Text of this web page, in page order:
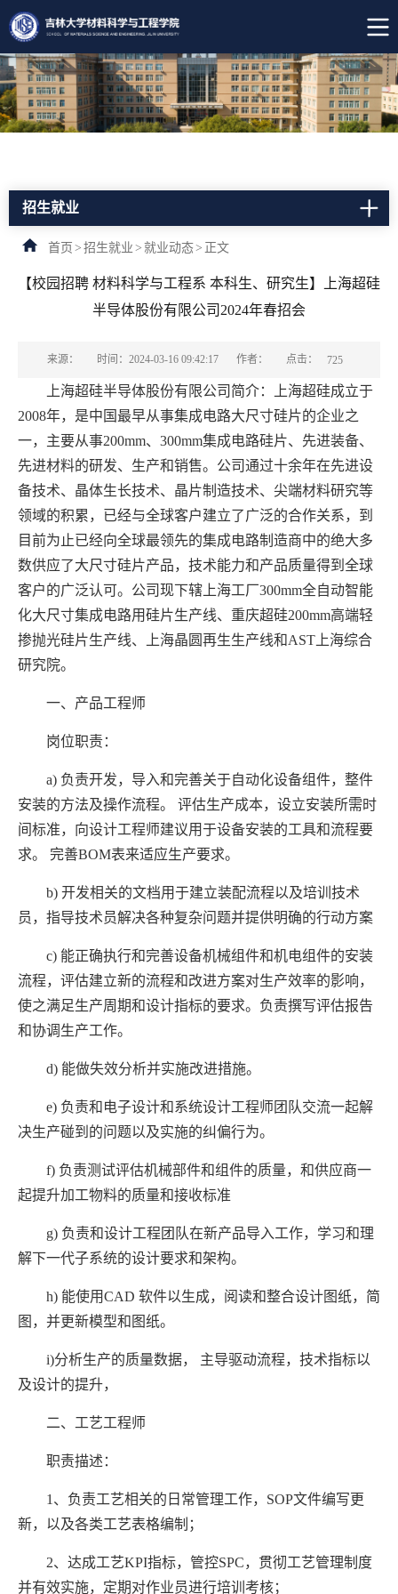
招生就业
首页 > 招生就业 > 就业动态> 正文
【校园招聘 材料科学与工程系 本科生、研究生】上海超硅
半导体股份有限公司2024年春招会
来源： 时间：2024-03-16 09:42:17 作者： 点击： 725
上海超硅半导体股份有限公司简介：上海超硅成立于
2008年，是中国最早从事集成电路大尺寸硅片的企业之
一，主要从事200mm、300mm集成电路硅片、先进装备、
先进材料的研发、生产和销售。公司通过十余年在先进设
备技术、晶体生长技术、晶片制造技术、尖端材料研究等
领域的积累，已经与全球客户建立了广泛的合作关系，到
目前为止已经向全球最领先的集成电路制造商中的绝大多
数供应了大尺寸硅片产品，技术能力和产品质量得到全球
客户的广泛认可。公司现下辖上海工厂300mm全自动智能
化大尺寸集成电路用硅片生产线、重庆超硅200mm高端轻
掺抛光硅片生产线、上海晶圆再生生产线和AST上海综合
研究院。
一、产品工程师
岗位职责：
a) 负责开发，导入和完善关于自动化设备组件，整件
安装的方法及操作流程。 评估生产成本，设立安装所需时
间标准，向设计工程师建议用于设备安装的工具和流程要
求。 完善BOM表来适应生产要求。
b) 开发相关的文档用于建立装配流程以及培训技术
员，指导技术员解决各种复杂问题并提供明确的行动方案
c) 能正确执行和完善设备机械组件和机电组件的安装
流程，评估建立新的流程和改进方案对生产效率的影响，
使之满足生产周期和设计指标的要求。负责撰写评估报告
和协调生产工作。
d) 能做失效分析并实施改进措施。
e) 负责和电子设计和系统设计工程师团队交流一起解
决生产碰到的问题以及实施的纠偏行为。
f) 负责测试评估机械部件和组件的质量，和供应商一
起提升加工物料的质量和接收标准
g) 负责和设计工程团队在新产品导入工作，学习和理
解下一代子系统的设计要求和架构。
h) 能使用CAD 软件以生成，阅读和整合设计图纸，简
图，并更新模型和图纸。
i)分析生产的质量数据， 主导驱动流程，技术指标以
及设计的提升，
二、工艺工程师
职责描述：
1、负责工艺相关的日常管理工作，SOP文件编写更
新，以及各类工艺表格编制；
2、达成工艺KPI指标，管控SPC，贯彻工艺管理制度
并有效实施，定期对作业员进行培训考核；